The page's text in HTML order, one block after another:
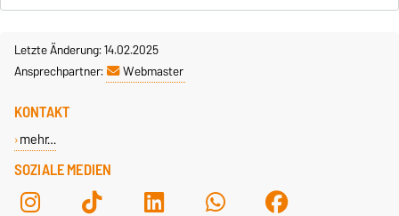
Letzte Änderung: 14.02.2025
Ansprechpartner:
Webmaster
SOZIALE MEDIEN
KONTAKT
mehr…